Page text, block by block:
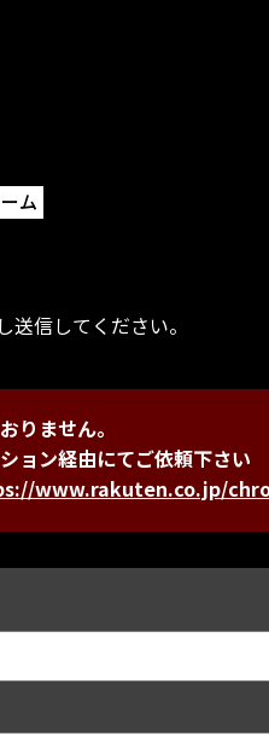
ム
信してください。
りません。
ョン経由にてご依頼下さい
www.rakuten.co.jp/